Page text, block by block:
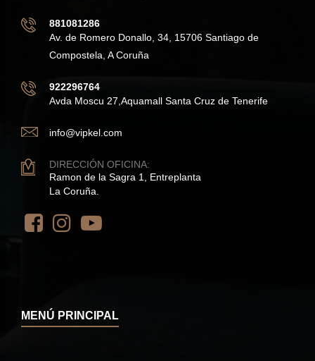
881081286
Av. de Romero Donallo, 34, 15706 Santiago de
Compostela, A Coruña
922296764
Avda Moscu 27,Aquamall Santa Cruz de Tenerife
info@vipkel.com
DIRECCIÓN OFICINA:
Ramon de la Sagra 1, Entreplanta
La Coruña.
MENÚ PRINCIPAL